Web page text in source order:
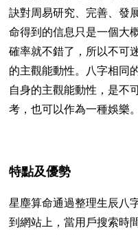
訣對周易研究、完善、發
命得到的信息只是一個大
確率就不錯了，所以不可
的主觀能動性。八字相同
自身的主觀能動性，是不
考，也可以作為一種娛樂。
特點及優勢
星塵算命通過整理生辰八
到網站上，當用戶搜索時